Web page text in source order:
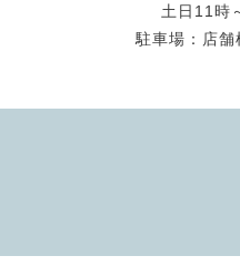
土日11時～
駐車場：店舗